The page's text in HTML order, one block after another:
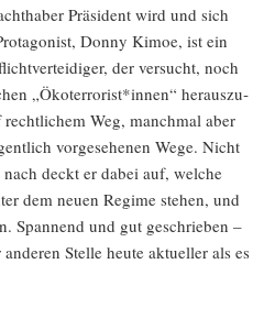
Prä­si­dent wird und sich
Don­ny Kimoe, ist ein
der ver­sucht, noch
„Ökoterrorist*innen“ her­aus­zu­
Weg, manch­mal aber
vor­ge­se­he­nen Wege. Nicht
deckt er dabei auf, wel­che
dem neu­en Regime ste­hen, und
Span­nend und gut geschrie­ben –
Stel­le heu­te aktu­el­ler als es